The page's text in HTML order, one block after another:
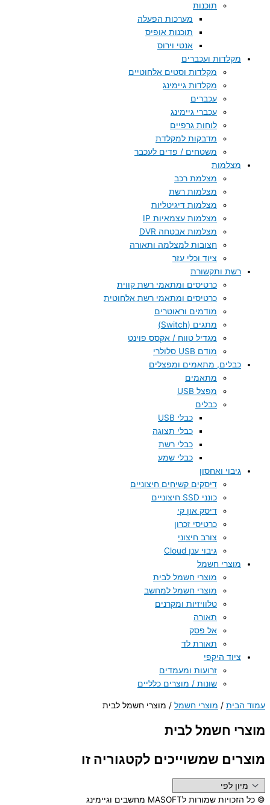
תוכנות
מערכות הפעלה
תוכנות אופיס
אנטי וירוס
מקלדות ועכברים
מקלדות וסטים אלחוטיים
מקלדות גיימינג
עכברים
עכברי גיימינג
לוחות גרפיים
מדבקות למקלדת
משטחים / פדים לעכבר
מצלמות
מצלמת רכב
מצלמות רשת
מצלמות דיגיטליות
מצלמות עצמאיות IP
מצלמות אבטחה DVR
חצובות למצלמה ותאורה
ציוד וכלי עזר
רשת ותקשורת
כרטיסים ומתאמי רשת קווית
כרטיסים ומתאמי רשת אלחוטית
מודמים וראוטרים
מתגים (Switch)
מגדיל טווח / אקסס פוינט
מודם USB סלולרי
כבלים, מתאמים ומפצלים
מתאמים
מפצל USB
כבלים
כבלי USB
כבלי תצוגה
כבלי רשת
כבלי שמע
גיבוי ואחסון
דיסקים קשיחים חיצוניים
כונני SSD חיצוניים
דיסק און קי
כרטיסי זכרון
צורב חיצוני
גיבוי ענן Cloud
מוצרי חשמל
מוצרי חשמל לבית
מוצרי חשמל למחשב
טלוויזיות ומקרנים
תאורה
אל פסק
תאורת לד
ציוד היקפי
זרועות ומעמדים
שונות / מוצרים כלליים
עמוד הבית / מוצרי חשמל / מוצרי חשמל לבית
מוצרי חשמל לבית
מוצרים שמשוייכים לקטגוריה זו
© כל הזכויות שמורות לMASOFT מחשבים וגיימינג